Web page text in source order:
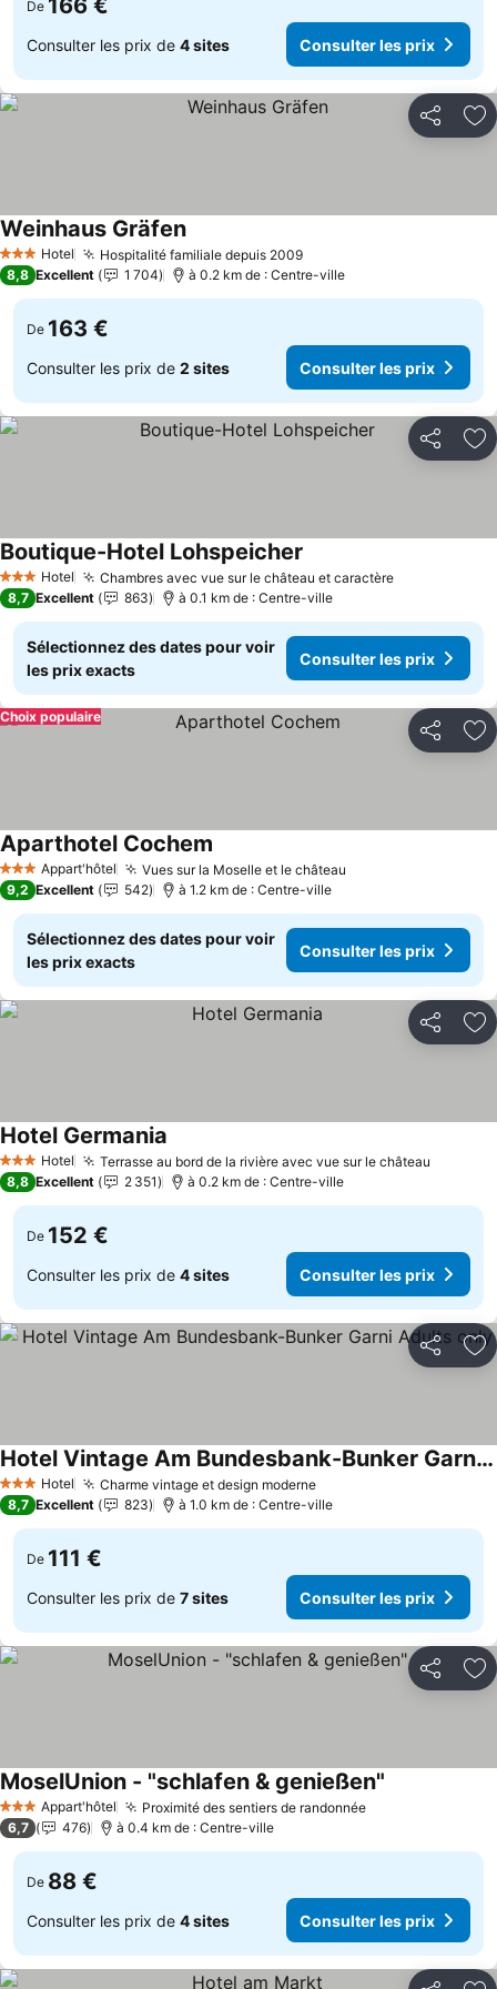
De 166 €
Consulter les prix de 4 sites Consulter les prix
Partager
3 ÉtoilesHotel Hospitalité familiale depuis 2009
Weinhaus Gräfen
8,8 Excellent 1 704 à 0.2 km de : Centre-ville
De 163 €
Consulter les prix de 2 sites Consulter les prix
Partager
3 ÉtoilesHotel Chambres avec vue sur le château et caractère
Boutique-Hotel Lohspeicher
8,7 Excellent 863 à 0.1 km de : Centre-ville
Sélectionnez des dates pour voir
les prix exacts
Consulter les prix
Partager
Choix populaire
3 ÉtoilesAppart'hôtel Vues sur la Moselle et le château
Aparthotel Cochem
9,2 Excellent 542 à 1.2 km de : Centre-ville
Sélectionnez des dates pour voir
les prix exacts
Consulter les prix
Partager
3 ÉtoilesHotel Terrasse au bord de la rivière avec vue sur le château
Hotel Germania
8,8 Excellent 2 351 à 0.2 km de : Centre-ville
De 152 €
Consulter les prix de 4 sites Consulter les prix
Partager
3 ÉtoilesHotel Charme vintage et design moderne
Hotel Vintage Am Bundesbank-Bunker Garni Adults only
8,7 Excellent 823 à 1.0 km de : Centre-ville
De 111 €
Consulter les prix de 7 sites Consulter les prix
Partager
3 ÉtoilesAppart'hôtel Proximité des sentiers de randonnée
MoselUnion - "schlafen & genießen"
6,7 476 à 0.4 km de : Centre-ville
De 88 €
Consulter les prix de 4 sites Consulter les prix